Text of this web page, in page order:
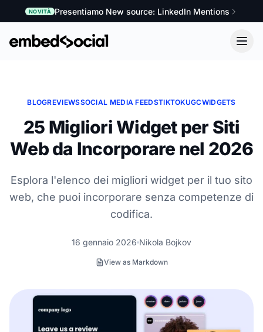
NOVITÀ Presentiamo New source: LinkedIn Mentions
BLOGREVIEWSSOCIAL MEDIA FEEDSTIKTOKUGCWIDGETS
25 Migliori Widget per Siti
Web da Incorporare nel 2026
Esplora l'elenco dei migliori widget per il tuo sito
web, che puoi incorporare senza competenze di
codifica.
16 gennaio 2026 Nikola Bojkov
View as Markdown